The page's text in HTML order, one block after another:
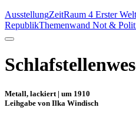
AusstellungZeitRaum 4 Erster
RepublikThemenwand Not &
Metall, lackiert | um 1910
Leihgabe von Ilka Windisch